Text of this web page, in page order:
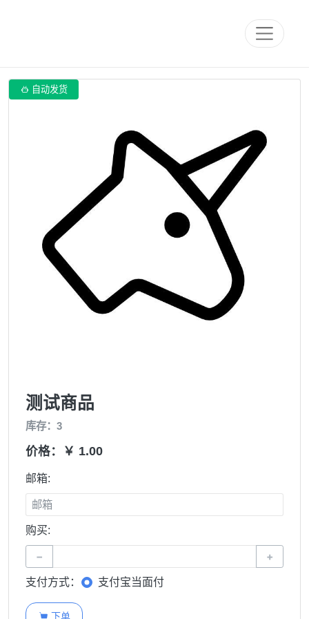
 自动发货
测试商品
库存：3
价格：￥ 1.00
邮箱:
购买:
− +
支付方式： 支付宝当面付
 下单